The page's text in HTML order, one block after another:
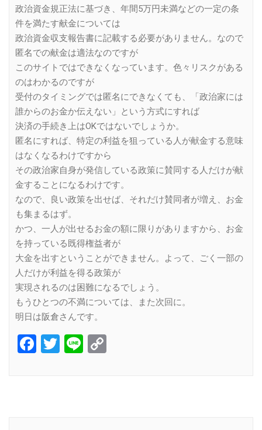
政治資金規正法に基づき、年間5万円未満などの一定の条
件を満たす献金については
政治資金収支報告書に記載する必要がありません。なので
匿名での献金は適法なのですが
このサイトではできなくなっています。色々リスクがある
のはわかるのですが
受付のタイミングでは匿名にできなくても、「政治家には
誰からのお金か伝えない」という方式にすれば
決済の手続き上はOKではないでしょうか。
匿名にすれば、特定の利益を狙っている人が献金する意味
はなくなるわけですから
その政治家自身が発信している政策に賛同する人だけが献
金することになるわけです。
なので、良い政策を出せば、それだけ賛同者が増え、お金
も集まるはず。
かつ、一人が出せるお金の額に限りがありますから、お金
を持っている既得権益者が
大金を出すということができません。よって、ごく一部の
人だけが利益を得る政策が
実現されるのは困難になるでしょう。
もうひとつの不満については、また次回に。
明日は阪倉さんです。
Facebook
Twitter
Line